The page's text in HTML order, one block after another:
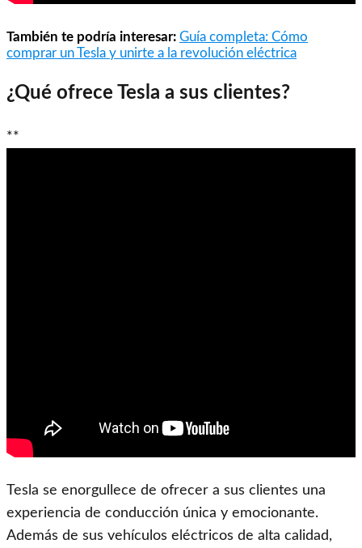
También te podría interesar: Guía completa: Cómo
comprar un Tesla y unirte a la revolución eléctrica
¿Qué ofrece Tesla a sus clientes?
**
Tesla se enorgullece de ofrecer a sus clientes una
experiencia de conducción única y emocionante.
Además de sus vehículos eléctricos de alta calidad,